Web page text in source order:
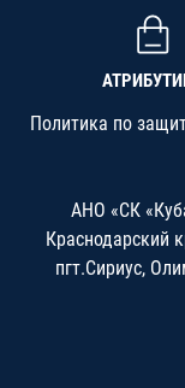
Политика по
АНО «СК
Краснодарский
пгт.Сириус,